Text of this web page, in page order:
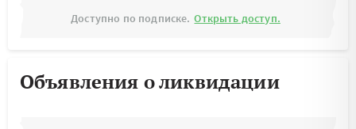
Доступно по подписке. Открыть доступ.
Объявления о ликвидации